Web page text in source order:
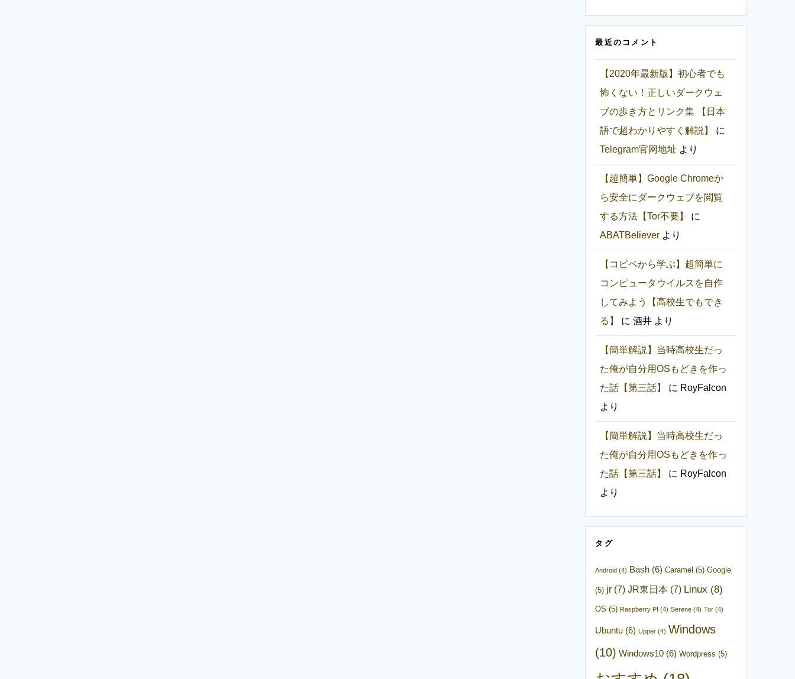
最近のコメント
【2020年最新版】初心者でも
怖くない！正しいダークウェ
ブの歩き方とリンク集 【日本
語で超わかりやすく解説】
に
Telegram官网地址 より
【超簡単】Google Chromeか
ら安全にダークウェブを閲覧
する方法【Tor不要】
に
ABATBeliever より
【コピペから学ぶ】超簡単に
コンピュータウイルスを自作
してみよう【高校生でもでき
る】
に酒井 より
【簡単解説】当時高校生だっ
た俺が自分用OSもどきを作っ
た話【第三話】
に RoyFalcon
より
【簡単解説】当時高校生だっ
た俺が自分用OSもどきを作っ
た話【第三話】
に RoyFalcon
より
タグ
Android (4) Bash (6) Caramel (5) Google
(5) jr (7) JR東日本 (7) Linux (8)
OS (5) Raspberry PI (4) Serene (4) Tor (4)
Ubuntu (6) Upper (4) Windows
(10) Windows10 (6) Wordpress (5)